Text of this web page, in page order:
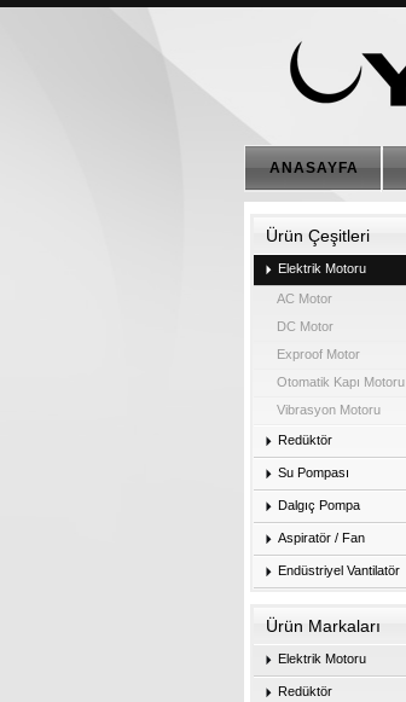
ANASAYFA
Ürün Çeşitleri
Elektrik Motoru
AC Motor
DC Motor
Exproof Motor
Otomatik Kapı Motoru
Vibrasyon Motoru
Redüktör
Su Pompası
Dalgıç Pompa
Aspiratör / Fan
Endüstriyel Vantilatör
Ürün Markaları
Elektrik Motoru
Redüktör